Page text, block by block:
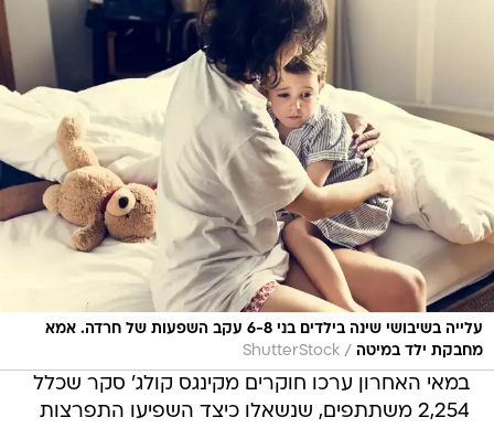
עלייה בשיבושי שינה בילדים בני 6-8 עקב השפעות של חרדה. אמא
מחבקת ילד במיטה /
ShutterStock
במאי האחרון ערכו חוקרים מקינגס קולג' סקר שכלל
2,254 משתתפים, שנשאלו כיצד השפיעו התפרצות